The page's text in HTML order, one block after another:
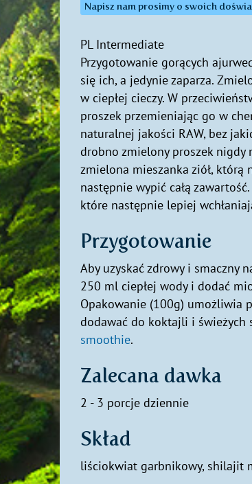
Napisz nam prosimy o swoich
PL Intermediate
Przygotowanie gorących
się ich, a jedynie zaparza.
w ciepłej cieczy. W
proszek przemieniając go w
naturalnej jakości RAW, bez
drobno zmielony proszek nigdy
zmielona mieszanka ziół, którą
następnie wypić całą
które następnie lepiej
Przygotowanie
Aby uzyskać zdrowy i smaczny
250 ml ciepłej wody i dodać
Opakowanie (100g) umożliwia
dodawać do koktajli i świeżych
smoothie.
Zalecana dawka
2 - 3 porcje dziennie
Skład
liściokwiat garbnikowy, shilajit